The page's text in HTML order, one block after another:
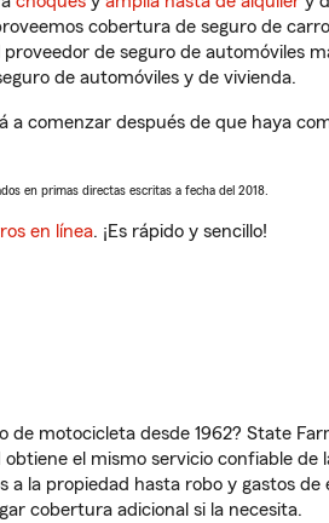
cobertura de seguro de
de seguro de automóviles
de automóviles y de vivienda.
a comenzar después de que haya
en primas directas escritas a fecha del 2018.
en línea. ¡Es rápido y sencillo!
de motocicleta desde 1962? State
el mismo servicio confiable de
a la propiedad hasta robo y gastos
cobertura adicional si la necesita.